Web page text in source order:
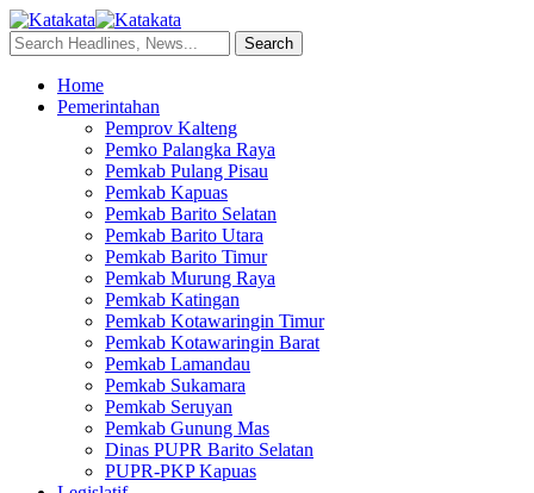
Home
Pemerintahan
Pemprov Kalteng
Pemko Palangka Raya
Pemkab Pulang Pisau
Pemkab Kapuas
Pemkab Barito Selatan
Pemkab Barito Utara
Pemkab Barito Timur
Pemkab Murung Raya
Pemkab Katingan
Pemkab Kotawaringin Timur
Pemkab Kotawaringin Barat
Pemkab Lamandau
Pemkab Sukamara
Pemkab Seruyan
Pemkab Gunung Mas
Dinas PUPR Barito Selatan
PUPR-PKP Kapuas